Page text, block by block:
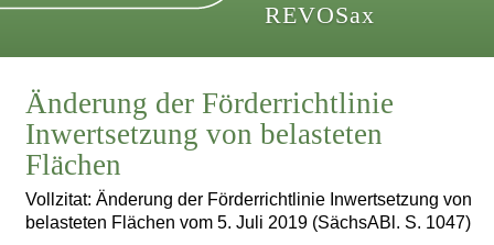
REVOSax
Änderung der Förderrichtlinie
Inwertsetzung von belasteten
Flächen
Vollzitat: Änderung der Förderrichtlinie Inwertsetzung von
belasteten Flächen vom 5. Juli 2019 (SächsABl. S. 1047)